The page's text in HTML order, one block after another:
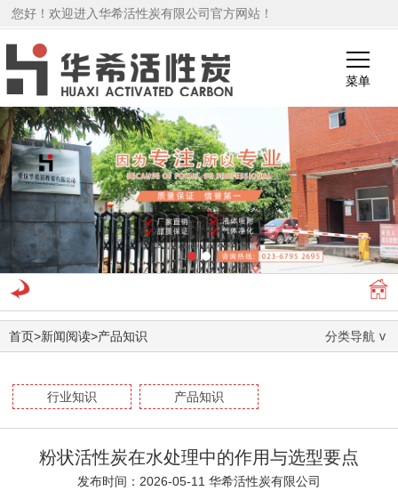
您好！欢迎进入华希活性炭有限公司官方网站！
菜单
1 2
首页>新闻阅读>产品知识 分类导航
行业知识 产品知识
粉状活性炭在水处理中的作用与选型要点
发布时间：2026-05-11 华希活性炭有限公司